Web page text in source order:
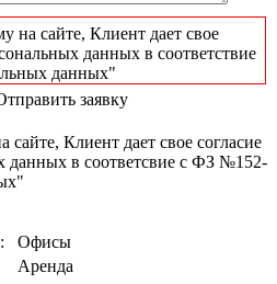
на сайте, Клиент дает свое
данных в соответствие
данных"
заявку
Клиент дает свое согласие
данных в соответсвие с ФЗ №152-
Офисы
Аренда